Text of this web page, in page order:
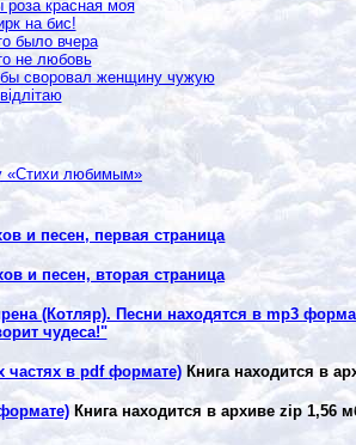
роза красная моя
на бис!
было вчера
не любовь
своровал женщину чужую
«Стихи любимым»
и песен, первая страница
и песен, вторая страница
(Котляр). Песни находятся в mp3
чудеса!"
частях в pdf формате)Книга находится в
Книга находится в архиве zip 1,56